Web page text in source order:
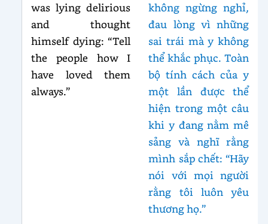
was lying delirious
and thought
himself dying: “Tell
the people how I
have loved them
always.”
không ngừng nghỉ,
đau lòng vì những
sai trái mà y không
thể khắc phục. Toàn
bộ tính cách của y
một lần được thể
hiện trong một câu
khi y đang nằm mê
sảng và nghĩ rằng
mình sắp chết: “Hãy
nói với mọi người
rằng tôi luôn yêu
thương họ.”